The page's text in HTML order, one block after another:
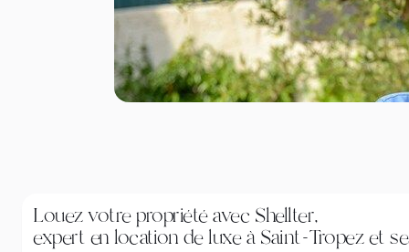
Louez votre propriété avec Shellter,
expert en location de luxe à Saint-Tropez et